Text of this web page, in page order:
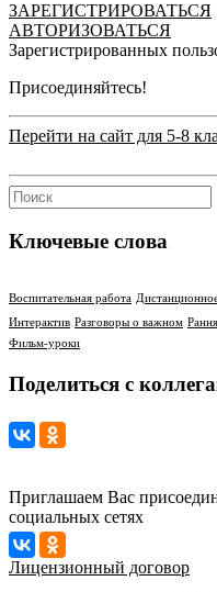
ЗАРЕГИСТРИРОВАТЬСЯ
АВТОРИЗОВАТЬСЯ
Зарегистрированных
Присоединяйтесь!
Перейти на сайт для 5-8
Ключевые слова
Воспитательная работа
Интерактив Разговоры о важном
Фильм-уроки
Поделиться с
Приглашаем Вас
социальных сетях
Лицензионный договор